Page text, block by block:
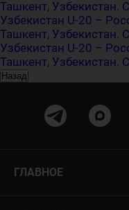
Ташкент, Узбекистан.
Узбекистан U-20 –
Ташкент, Узбекистан.
Узбекистан U-20 –
Ташкент, Узбекистан.
Назад
ГЛАВНОЕ